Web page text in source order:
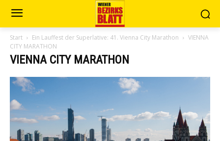
Start Ein Lauffest der Superlative: 41. Vienna City Marathon
VIENNA
CITY MARATHON
VIENNA CITY MARATHON